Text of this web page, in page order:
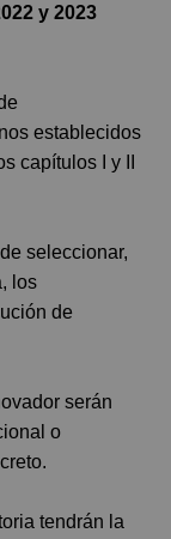
y 2023
establecidos
capítulos I y II
seleccionar,
los
de
serán
o
tendrán la